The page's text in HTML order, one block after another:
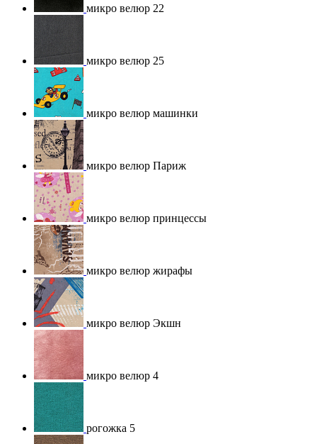
микро велюр 22
микро велюр 25
микро велюр машинки
микро велюр Париж
микро велюр принцессы
микро велюр жирафы
микро велюр Экшн
микро велюр 4
рогожка 5